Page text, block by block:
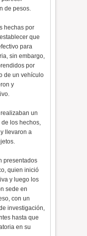
de pesos.
hechas por
que
para
sin embargo,
por
de un vehículo
y
un
los hechos,
llevaron a
presentados
quien inició
y luego los
sede en
con un
investigación,
hasta que
en su